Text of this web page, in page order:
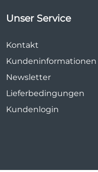
Unser Service
Kontakt
Kundeninformationen
Newsletter
Lieferbedingungen
Kundenlogin